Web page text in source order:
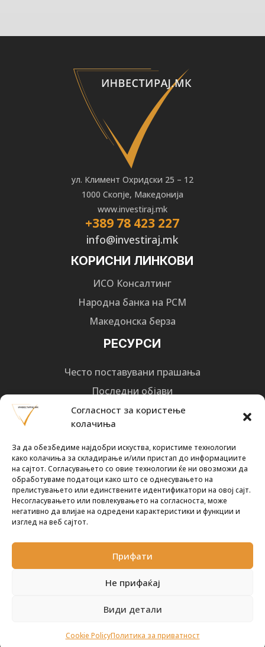
Согласност за користење
колачиња
За да обезбедиме најдобри искуства, користиме технологии
како колачиња за складирање и/или пристап до информациите
на сајтот. Согласувањето со овие технологии ќе ни овозможи да
обработуваме податоци како што се однесувањето на
прелистувањето или единствените идентификатори на овој сајт.
Несогласувањето или повлекувањето на согласноста, може
негативно да влијае на одредени карактеристики и функции и
изглед на веб сајтот.
Прифати
Не прифаќај
Види детали
Cookie PolicyПолитика за приватност
ул. Климент Охридски 25 – 12
1000 Скопје, Македонија
www.investiraj.mk
+389 78 423 227
info@investiraj.mk
КОРИСНИ ЛИНКОВИ
ИСО Консалтинг
Народна банка на РСМ
Македонска берза
РЕСУРСИ
Често поставувани прашања
Последни објави
Најнови вести
Почни со инвестирање
Претплати се за новости
ПРЕТПЛАТИ СЕ !
Политика за приватност
задржани.